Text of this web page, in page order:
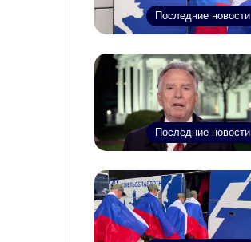
Последние новости
Последние новости